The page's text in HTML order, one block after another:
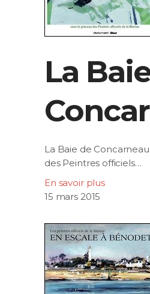
La
La Baie de
des Peintres officiels…
En savoir plus
15 mars 2015